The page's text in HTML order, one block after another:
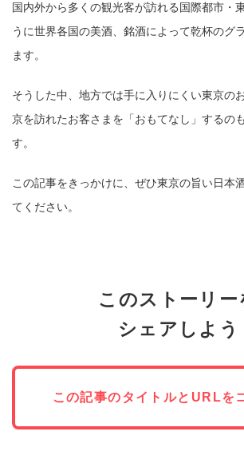
国内外から多くの観光客が訪れる国際都市・
うに世界各国の美酒、銘酒によって乾杯のグ
ます。
そうした中、地方では手に入りにくい東京の
京を訪れたお客さまを「おもてなし」するの
す。
この記事をきっかけに、ぜひ東京の旨い日本
てください。
このストーリー
シェアしよう
この記事のタイトルとURLを